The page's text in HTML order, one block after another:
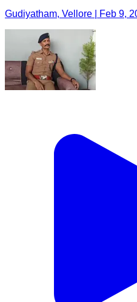
Gudiyatham, Vellore | Feb 9,